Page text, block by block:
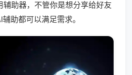
辅助器，不管你是想分享给好友
助都可以满足需求。